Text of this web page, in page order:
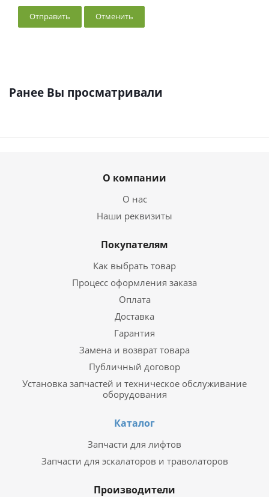
Отменить
Ранее Вы просматривали
О компании
О нас
Наши реквизиты
Покупателям
Как выбрать товар
Процесс оформления заказа
Оплата
Доставка
Гарантия
Замена и возврат товара
Публичный договор
Установка запчастей и техническое обслуживание
оборудования
Каталог
Запчасти для лифтов
Запчасти для эскалаторов и траволаторов
Производители